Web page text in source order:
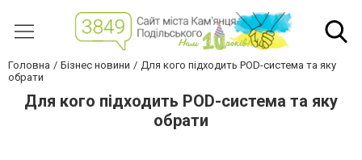
Головна Бізнес новини
Для кого підходить POD-система та яку
обрати
Для кого підходить POD-система та яку
обрати